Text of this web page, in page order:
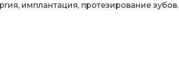
имплантация, протезирование зубов.